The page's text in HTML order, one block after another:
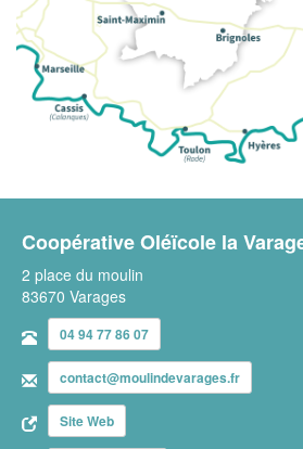
Coopérative Oléïcole la
2 place du moulin
83670 Varages
04 94 77 86 07
contact@moulindevarages.fr
Site Web